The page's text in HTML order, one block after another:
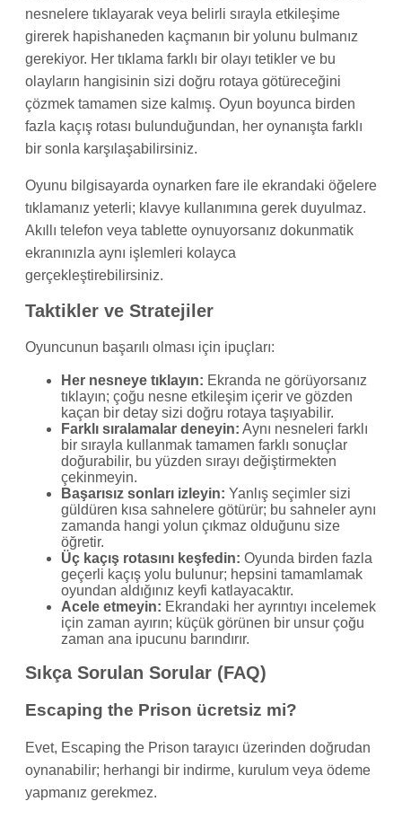
nesnelere tıklayarak veya belirli sırayla etkileşime
girerek hapishaneden kaçmanın bir yolunu bulmanız
gerekiyor. Her tıklama farklı bir olayı tetikler ve bu
olayların hangisinin sizi doğru rotaya götüreceğini
çözmek tamamen size kalmış. Oyun boyunca birden
fazla kaçış rotası bulunduğundan, her oynanışta farklı
bir sonla karşılaşabilirsiniz.
Oyunu bilgisayarda oynarken fare ile ekrandaki öğelere
tıklamanız yeterli; klavye kullanımına gerek duyulmaz.
Akıllı telefon veya tablette oynuyorsanız dokunmatik
ekranınızla aynı işlemleri kolayca
gerçekleştirebilirsiniz.
Taktikler ve Stratejiler
Oyuncunun başarılı olması için ipuçları:
Her nesneye tıklayın: Ekranda ne görüyorsanız
tıklayın; çoğu nesne etkileşim içerir ve gözden
kaçan bir detay sizi doğru rotaya taşıyabilir.
Farklı sıralamalar deneyin: Aynı nesneleri farklı
bir sırayla kullanmak tamamen farklı sonuçlar
doğurabilir, bu yüzden sırayı değiştirmekten
çekinmeyin.
Başarısız sonları izleyin: Yanlış seçimler sizi
güldüren kısa sahnelere götürür; bu sahneler aynı
zamanda hangi yolun çıkmaz olduğunu size
öğretir.
Üç kaçış rotasını keşfedin: Oyunda birden fazla
geçerli kaçış yolu bulunur; hepsini tamamlamak
oyundan aldığınız keyfi katlayacaktır.
Acele etmeyin: Ekrandaki her ayrıntıyı incelemek
için zaman ayırın; küçük görünen bir unsur çoğu
zaman ana ipucunu barındırır.
Sıkça Sorulan Sorular (FAQ)
Escaping the Prison ücretsiz mi?
Evet, Escaping the Prison tarayıcı üzerinden doğrudan
oynanabilir; herhangi bir indirme, kurulum veya ödeme
yapmanız gerekmez.